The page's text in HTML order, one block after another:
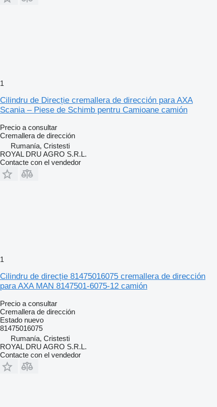
1
Cilindru de Direcție cremallera de dirección para AXA
Scania – Piese de Schimb pentru Camioane camión
Precio a consultar
Cremallera de dirección
Rumanía, Cristesti
ROYAL DRU AGRO S.R.L.
Contacte con el vendedor
1
Cilindru de direcție 81475016075 cremallera de dirección
para AXA MAN 8147501-6075-12 camión
Precio a consultar
Cremallera de dirección
Estado nuevo
81475016075
Rumanía, Cristesti
ROYAL DRU AGRO S.R.L.
Contacte con el vendedor